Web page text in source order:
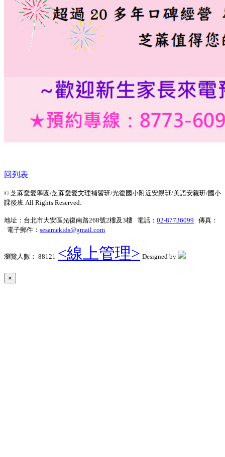
回列表
© 芝蔴愛愛學園/芝蔴愛愛文理補習班/光復國小附近安親班/美語安親班/國小
課後班 All Rights Reserved.
地址：台北市大安區光復南路268號2樓及3樓 電話： 02-87736099 傳真：
電子郵件： sesamekids@gmail.com
瀏覽人數： 88121 <線上管理> Designed by
×